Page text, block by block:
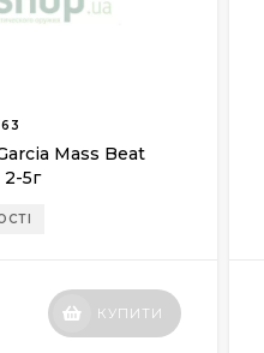
Mass Beat
5г
КУПИТИ